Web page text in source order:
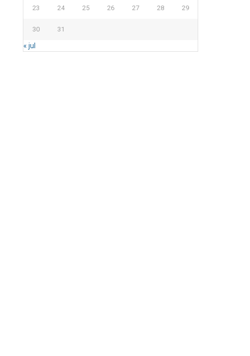
23 24 25 26 27 28 29
30 31
« jul